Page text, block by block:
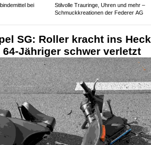
bei
Stilvolle Trauringe, Uhren und mehr –
Schmuckkreationen der Federer AG
SG: Roller kracht ins Heck
Jähriger schwer verletzt